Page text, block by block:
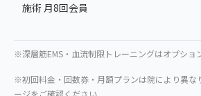
施術 月8回会員
※深層筋EMS・血流制限トレーニングはオプショ
※初回料金・回数券・月額プランは院により異な